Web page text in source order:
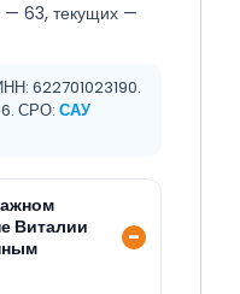
— 63, текущих —
622701023190.
СРО: САУ
Виталии